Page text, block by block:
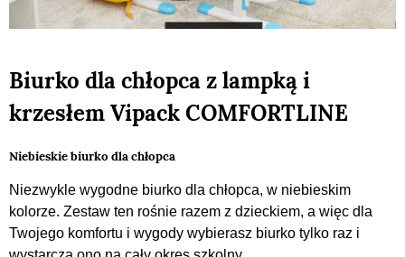
Biurko dla chłopca z lampką i
krzesłem Vipack COMFORTLINE
Niebieskie biurko dla chłopca
Niezwykle wygodne biurko dla chłopca, w niebieskim
kolorze. Zestaw ten rośnie razem z dzieckiem, a więc dla
Twojego komfortu i wygody wybierasz biurko tylko raz i